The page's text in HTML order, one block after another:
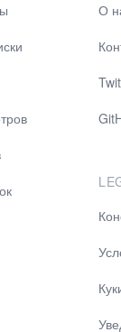
О